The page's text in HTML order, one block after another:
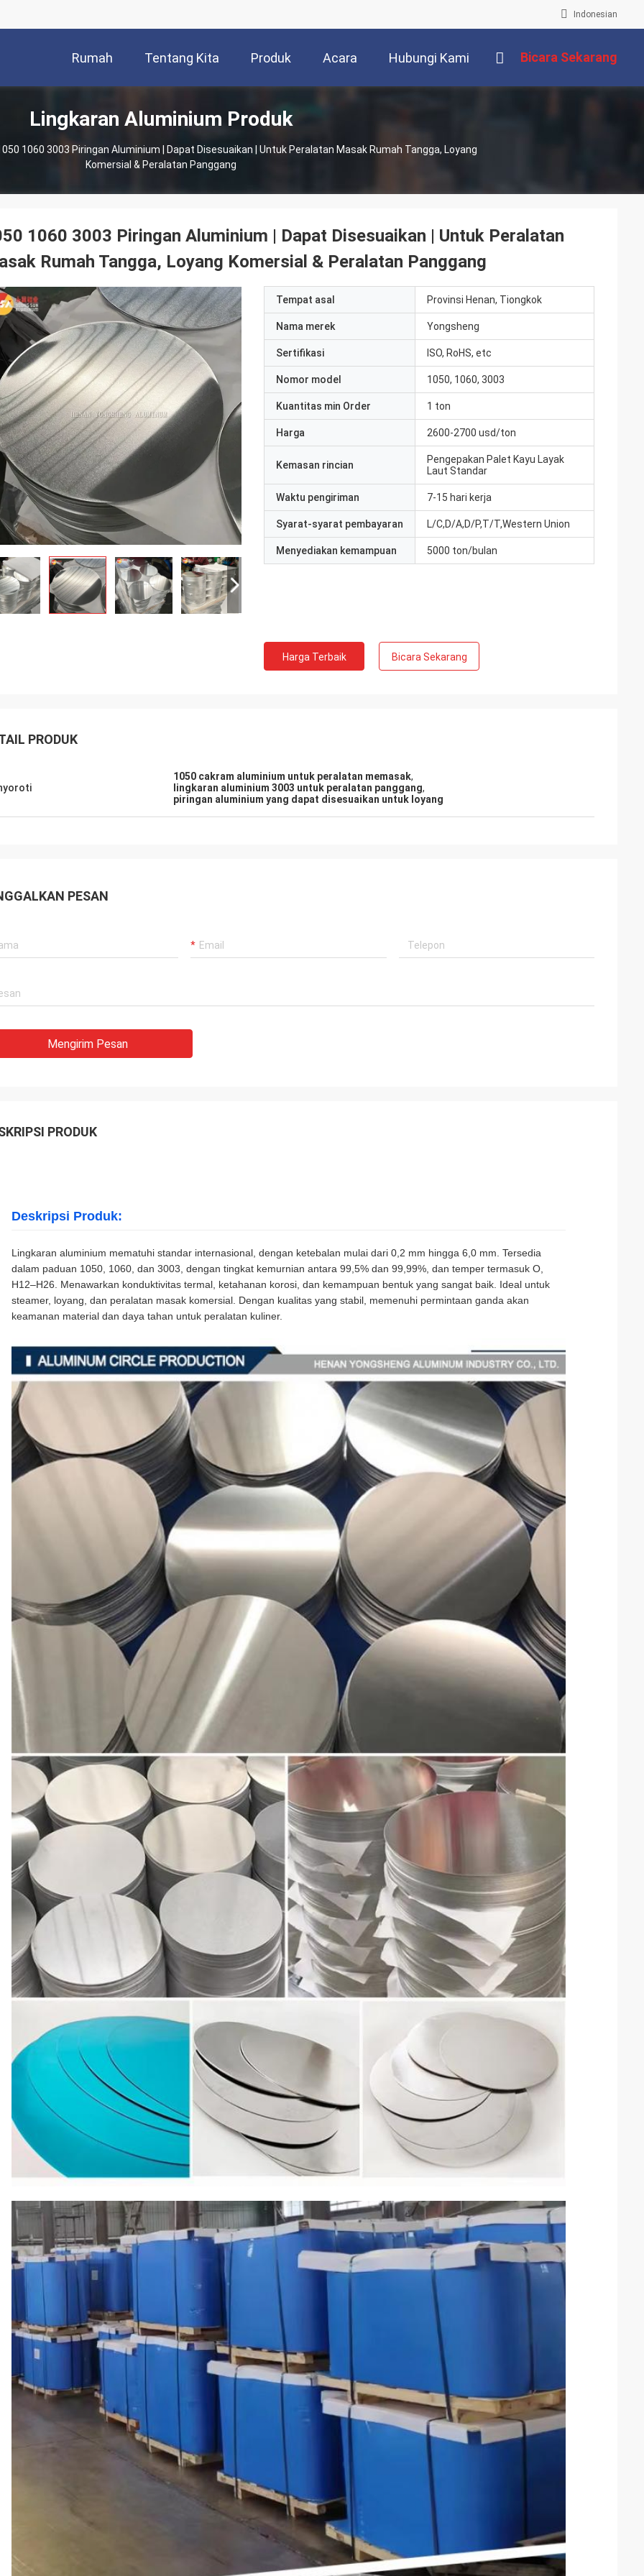
Indonesian
Rumah Tentang Kita Produk Acara Hubungi Kami Bicara Sekarang
Lingkaran Aluminium Produk
1060 3003 Piringan Aluminium | Dapat Disesuaikan | Untuk Peralatan Masak Rumah Tangga, Loyang
Komersial & Peralatan Panggang
1060 3003 Piringan Aluminium | Dapat Disesuaikan | Untuk Peralatan
Rumah Tangga, Loyang Komersial & Peralatan Panggang
Tempat asal Provinsi Henan, Tiongkok
Nama merek Yongsheng
Sertifikasi ISO, RoHS, etc
Nomor model 1050, 1060, 3003
Kuantitas min Order 1 ton
Harga 2600-2700 usd/ton
Kemasan rincian
Pengepakan Palet Kayu Layak
Laut Standar
Waktu pengiriman 7-15 hari kerja
Syarat-syarat pembayaran L/C,D/A,D/P,T/T,Western Union
Menyediakan kemampuan 5000 ton/bulan
Harga Terbaik Bicara Sekarang
PRODUK
1050 cakram aluminium untuk peralatan memasak,
lingkaran aluminium 3003 untuk peralatan panggang,
piringan aluminium yang dapat disesuaikan untuk loyang
PESAN
Mengirim Pesan
PRODUK
Deskripsi Produk:
Lingkaran aluminium mematuhi standar internasional, dengan ketebalan mulai dari 0,2 mm hingga 6,0 mm. Tersedia
dalam paduan 1050, 1060, dan 3003, dengan tingkat kemurnian antara 99,5% dan 99,99%, dan temper termasuk O,
H12–H26. Menawarkan konduktivitas termal, ketahanan korosi, dan kemampuan bentuk yang sangat baik. Ideal untuk
steamer, loyang, dan peralatan masak komersial. Dengan kualitas yang stabil, memenuhi permintaan ganda akan
keamanan material dan daya tahan untuk peralatan kuliner.